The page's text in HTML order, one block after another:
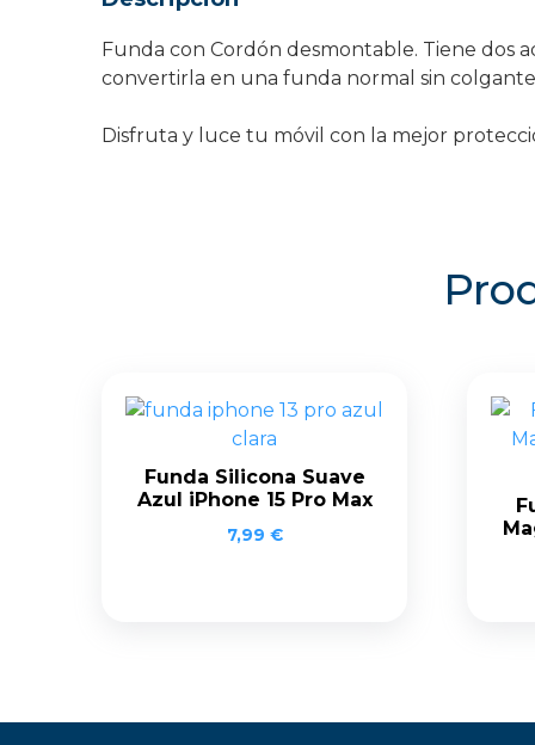
Funda con Cordón desmontable. Tiene dos
convertirla en una funda normal sin
Disfruta y luce tu móvil con la mejor
Funda Silicona Suave
Azul iPhone 15 Pro Max
7,99 €